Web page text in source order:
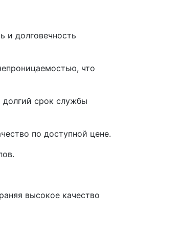
и долговечность
что
долгий срок службы
по доступной цене.
высокое качество